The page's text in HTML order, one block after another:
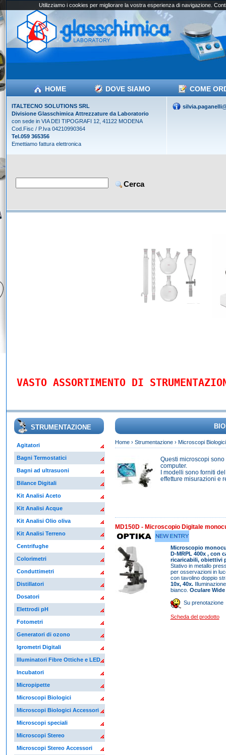
HOME DOVE SIAMO COME
ITALTECNO SOLUTIONS SRL
Divisione Glasschimica Attrezzature da Laboratorio
con sede in VIA DEI TIPOGRAFI 12, 41122 MODENA
Cod.Fisc / P.Iva 04210990364
Tel.059 365356
Emettiamo fattura elettronica
VASTO ASSORTIMENTO DI
STRUMENTAZIONE
Agitatori
Bagni Termostatici
Bagni ad ultrasuoni
Bilance Digitali
Kit Analisi Aceto
Kit Analisi Acque
Kit Analisi Olio oliva
Kit Analisi Terreno
Centrifughe
Colorimetri
Conduttimetri
Distillatori
Dosatori
Elettrodi pH
Fotometri
Generatori di ozono
Igrometri Digitali
Illuminatori Fibre Ottiche e LED
Incubatori
Micropipette
Microscopi Biologici
Microscopi Biologici Accessori
Microscopi speciali
Microscopi Stereo
Microscopi Stereo Accessori
Home› Strumentazione› Microscopi Biologici
Questi microscopi
computer.
I modelli sono forniti
effetture misurazioni e
MD150D - Microscopio Digitale
Microscopio
D-MRPL 400x , con
ricaricabili, obiettivi
Stativo in metallo
per osservazioni in
con tavolino doppio
10x, 40x.
bianco. Oculare
Su prenotazione
Scheda del prodotto
Utilizziamo i cookies per migliorare la vostra esperienza di navigazione.